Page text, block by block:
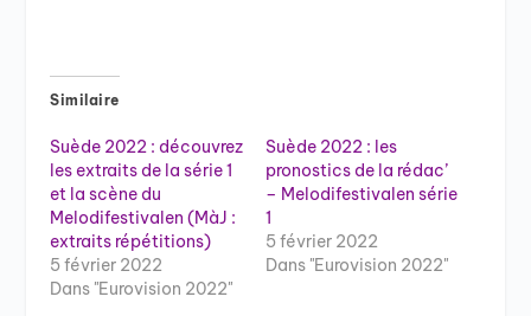
Similaire
Suède 2022 : découvrez
les extraits de la série 1
et la scène du
Melodifestivalen (MàJ :
extraits répétitions)
5 février 2022
Dans "Eurovision 2022"
Suède 2022 : les
pronostics de la rédac’
– Melodifestivalen série
1
5 février 2022
Dans "Eurovision 2022"